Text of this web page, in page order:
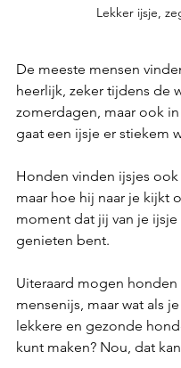
Lekker ijsje,
De meeste mensen
heerlijk, zeker tijdens de
zomerdagen, maar ook
gaat een ijsje er stiekem
Honden vinden ijsjes
maar hoe hij naar je kijkt
moment dat jij van je ijsje
genieten bent.
Uiteraard mogen honden
mensenijs, maar wat als
lekkere en gezonde
kunt maken? Nou, dat